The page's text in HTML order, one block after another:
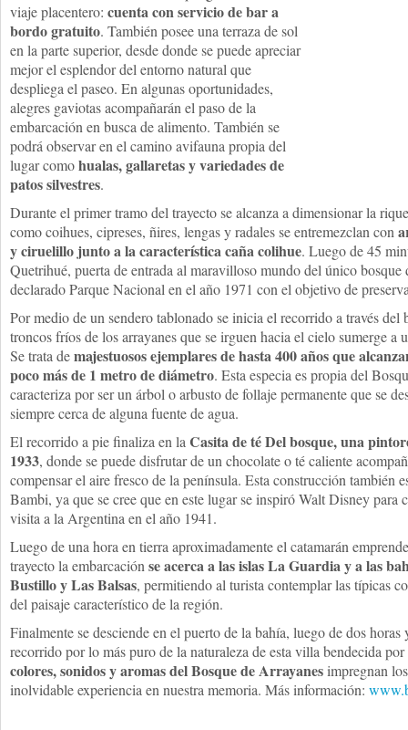
viaje placentero: cuenta con servicio de bar a
bordo gratuito. También posee una terraza de sol
en la parte superior, desde donde se puede apreciar
mejor el esplendor del entorno natural que
despliega el paseo. En algunas oportunidades,
alegres gaviotas acompañarán el paso de la
embarcación en busca de alimento. También se
podrá observar en el camino avifauna propia del
lugar comohualas, gallaretas y variedades de
patos silvestres.
Durante el primer tramo del trayecto se alcanza a dimensionar la
como coihues, cipreses, ñires, lengas y radales se entremezclan con
y ciruelillo junto a la característica caña colihue. Luego de 45
Quetrihué, puerta de entrada al maravilloso mundo del único bosque
declarado Parque Nacional en el año 1971 con el objetivo de
Por medio de un sendero tablonado se inicia el recorrido a través del
troncos fríos de los arrayanes que se irguen hacia el cielo sumerge a
Se trata demajestuosos ejemplares de hasta 400 años que
poco más de 1 metro de diámetro. Esta especia es propia del
caracteriza por ser un árbol o arbusto de follaje permanente que se
siempre cerca de alguna fuente de agua.
El recorrido a pie finaliza en la Casita de té Del bosque, una
1933, donde se puede disfrutar de un chocolate o té caliente
compensar el aire fresco de la península. Esta construcción también
Bambi, ya que se cree que en este lugar se inspiró Walt Disney para
visita a la Argentina en el año 1941.
Luego de una hora en tierra aproximadamente el catamarán
trayecto la embarcación se acerca a las islas La Guardia y a las
Bustillo y Las Balsas, permitiendo al turista contemplar las típicas
del paisaje característico de la región.
Finalmente se desciende en el puerto de la bahía, luego de dos
recorrido por lo más puro de la naturaleza de esta villa bendecida
colores, sonidos y aromas del Bosque de Arrayanesimpregnan
inolvidable experiencia en nuestra memoria. Más información: